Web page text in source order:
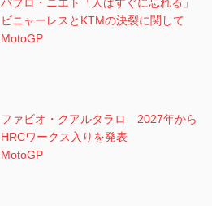
ビニャーレスとKTMの決裂に関して
MotoGP
ファビオ・クアルタラロ 2027年から
HRCワークス入りを発表
MotoGP